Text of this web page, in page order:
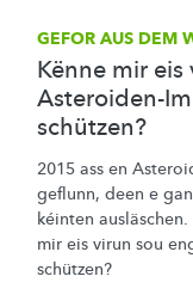
GEFOR AUS DEM
Kënne mir eis
Asteroiden-
schützen?
2015 ass en
geflunn, deen e
kéinten
mir eis virun sou
schützen?